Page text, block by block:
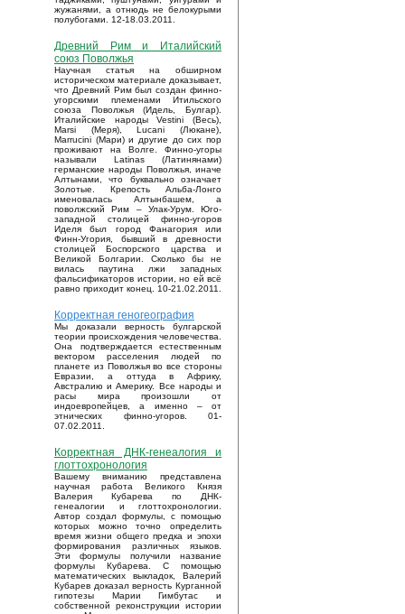
жужанями, а отнюдь не белокурыми
полубогами. 12-18.03.2011.
Древний Рим и Италийский
союз Поволжья
Научная статья на обширном
историческом материале доказывает,
что Древний Рим был создан финно-
угорскими племенами Итильского
союза Поволжья (Идель, Булгар).
Италийские народы Vestini (Весь),
Marsi (Меря), Lucani (Люкане),
Marrucini (Мари) и другие до сих пор
проживают на Волге. Финно-угоры
называли Latinas (Латинянами)
германские народы Поволжья, иначе
Алтынами, что буквально означает
Золотые. Крепость Альба-Лонго
именовалась Алтынбашем, а
поволжский Рим – Улак-Урум. Юго-
западной столицей финно-угоров
Иделя был город Фанагория или
Финн-Угория, бывший в древности
столицей Боспорского царства и
Великой Болгарии. Сколько бы не
вилась паутина лжи западных
фальсификаторов истории, но ей всё
равно приходит конец. 10-21.02.2011.
Корректная геногеография
Мы доказали верность булгарской
теории происхождения человечества.
Она подтверждается естественным
вектором расселения людей по
планете из Поволжья во все стороны
Евразии, а оттуда в Африку,
Австралию и Америку. Все народы и
расы мира произошли от
индоевропейцев, а именно – от
этнических финно-угоров. 01-
07.02.2011.
Корректная ДНК-генеалогия и
глоттохронология
Вашему вниманию представлена
научная работа Великого Князя
Валерия Кубарева по ДНК-
генеалогии и глоттохронологии.
Автор создал формулы, с помощью
которых можно точно определить
время жизни общего предка и эпохи
формирования различных языков.
Эти формулы получили название
формулы Кубарева. С помощью
математических выкладок, Валерий
Кубарев доказал верность Курганной
гипотезы Марии Гимбутас и
собственной реконструкции истории